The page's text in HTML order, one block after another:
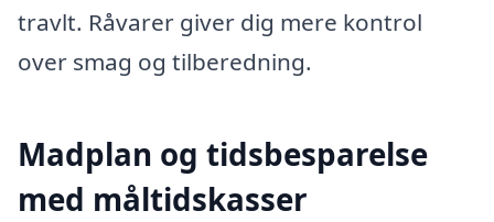
travlt. Råvarer giver dig mere kontrol
over smag og tilberedning.
Madplan og tidsbesparelse
med måltidskasser